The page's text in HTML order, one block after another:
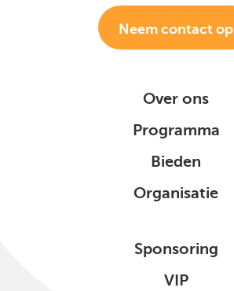
Neem contact op
Over ons
Programma
Bieden
Organisatie
Sponsoring
VIP